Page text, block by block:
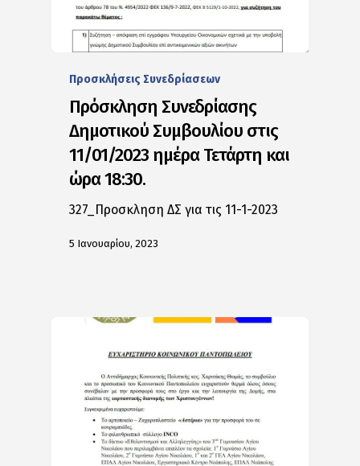
Προσκλήσεις Συνεδρίασεων
Πρόσκληση Συνεδρίασης
Δημοτικού Συμβουλίου στις
11/01/2023 ημέρα Τετάρτη και
ώρα 18:30.
327_Προσκληση ΔΣ για τις 11-1-2023
5 Ιανουαρίου, 2023